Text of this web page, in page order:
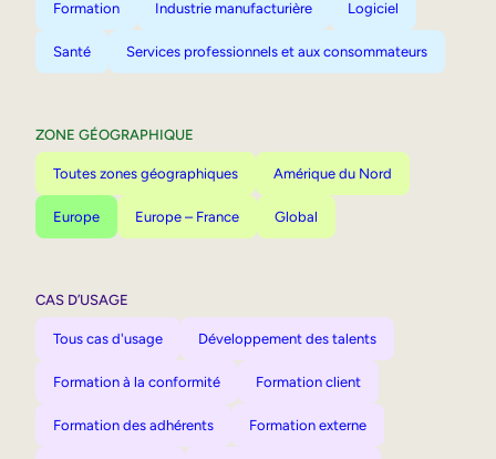
Formation Industrie manufacturière Logiciel
Santé Services professionnels et aux consommateurs
ZONE GÉOGRAPHIQUE
Toutes zones géographiques Amérique du Nord
Europe Europe – France Global
CAS D’USAGE
Tous cas d'usage Développement des talents
Formation à la conformité Formation client
Formation des adhérents Formation externe